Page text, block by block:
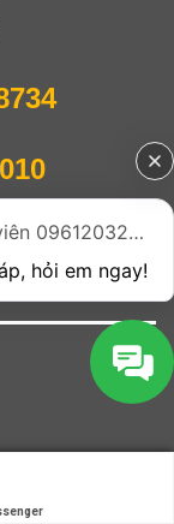
Trực viên 0961203270
hỏi em ngay!